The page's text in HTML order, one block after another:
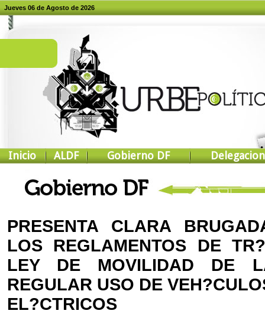
Jueves 06 de Agosto de 2026
Inicio ALDF Gobierno DF
PRESENTA CLARA
LOS REGLAMENTOS DE
LEY DE MOVILIDAD DE
REGULAR USO DE
EL?CTRICOS